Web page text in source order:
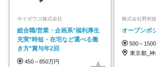
サイボウズ株式会社
総合職/営業・企画系*福利厚生
充実*時短・在宅など選べる働
き方*賞与年2回
450～850万円
オープンポ
500～
東京都_